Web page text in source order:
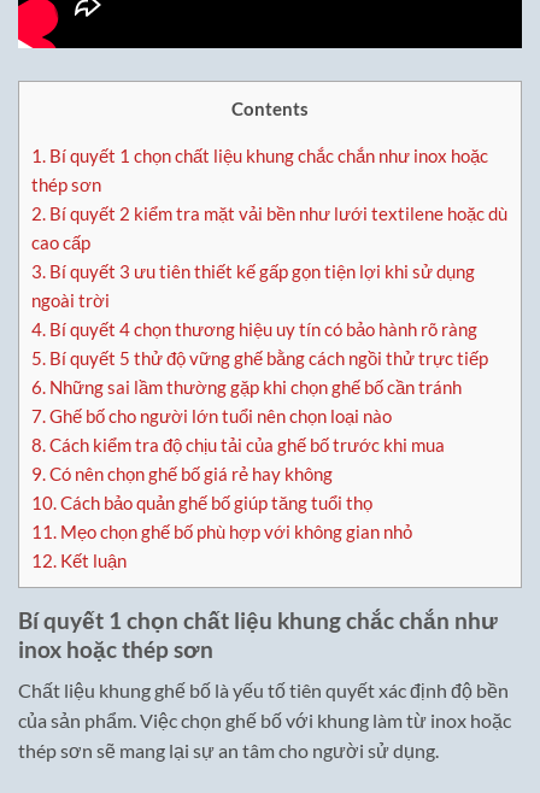
Contents
1. Bí quyết 1 chọn chất liệu khung chắc chắn như inox hoặc
thép sơn
2. Bí quyết 2 kiểm tra mặt vải bền như lưới textilene hoặc dù
cao cấp
3. Bí quyết 3 ưu tiên thiết kế gấp gọn tiện lợi khi sử dụng
ngoài trời
4. Bí quyết 4 chọn thương hiệu uy tín có bảo hành rõ ràng
5. Bí quyết 5 thử độ vững ghế bằng cách ngồi thử trực tiếp
6. Những sai lầm thường gặp khi chọn ghế bố cần tránh
7.Ghế bố cho người lớn tuổi nên chọn loại nào
8.Cách kiểm tra độ chịu tải của ghế bố trước khi mua
9.Có nên chọn ghế bố giá rẻ hay không
10.Cách bảo quản ghế bố giúp tăng tuổi thọ
11. Mẹo chọn ghế bố phù hợp với không gian nhỏ
12. Kết luận
Bí quyết 1 chọn chất liệu khung chắc chắn như
inox hoặc thép sơn
Chất liệu khung ghế bố là yếu tố tiên quyết xác định độ bền
của sản phẩm. Việc chọn ghế bố với khung làm từ inox hoặc
thép sơn sẽ mang lại sự an tâm cho người sử dụng.